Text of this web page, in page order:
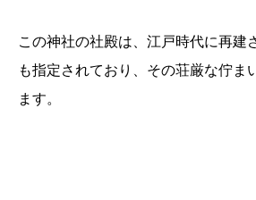
この神社の社殿は、江戸時代に再建
も指定されており、その荘厳な佇ま
ます。